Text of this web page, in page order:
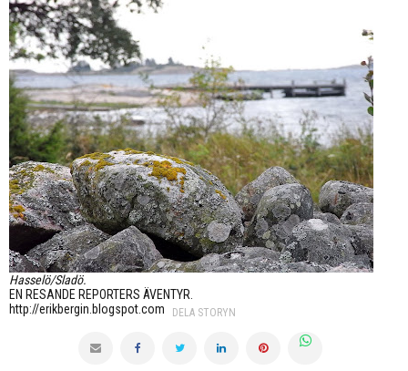
Hasselö/Sladö.
EN RESANDE REPORTERS ÄVENTYR.
http://erikbergin.blogspot.com
DELA STORYN